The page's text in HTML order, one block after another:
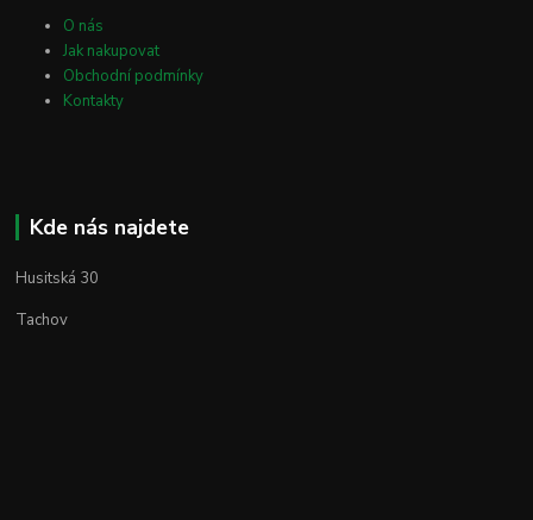
O nás
Jak nakupovat
Obchodní podmínky
Kontakty
Kde nás najdete
Husitská 30
Tachov